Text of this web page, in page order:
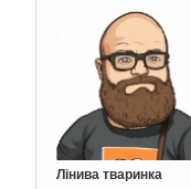
Лінива тваринка